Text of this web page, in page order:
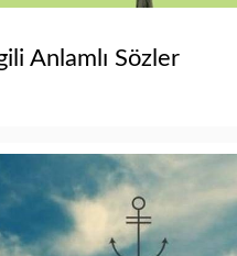
Anlamlı Sözler